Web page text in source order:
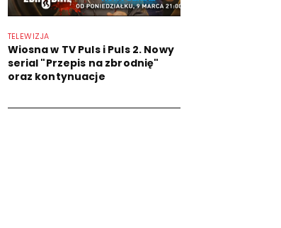
TELEWIZJA
Wiosna w TV Puls i Puls 2. Nowy
serial "Przepis na zbrodnię"
oraz kontynuacje